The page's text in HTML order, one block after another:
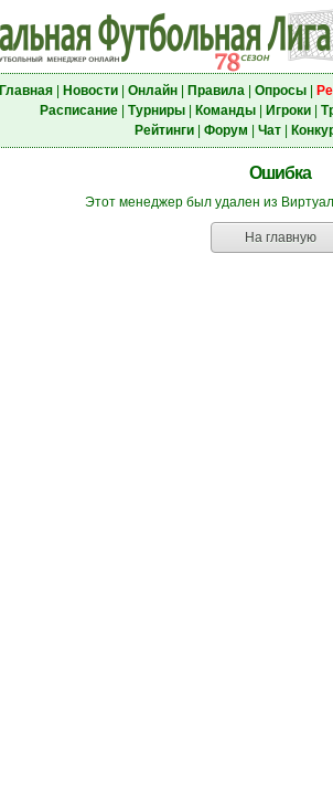
Главная| Новости| Онлайн| Правила| Опросы|
Расписание| Турниры| Команды| Игроки|
Рейтинги| Форум Чат|
Ошибка
Этот менеджер был удален из
На главную